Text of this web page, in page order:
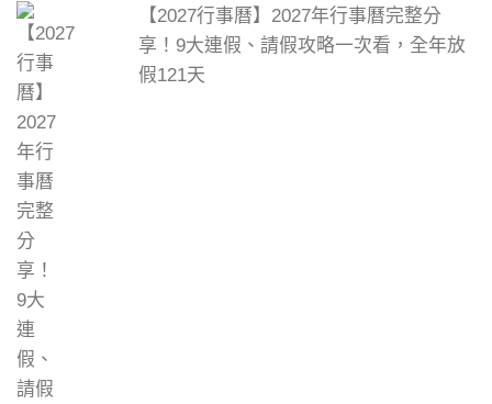
【2027行事曆】2027年行事曆完整分
享！9大連假、請假攻略一次看，全年放
假121天